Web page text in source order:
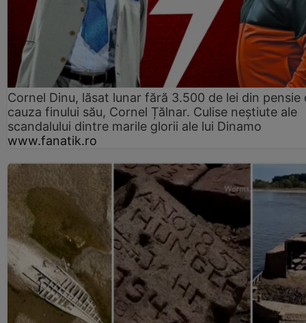
Cornel Dinu, lăsat lunar fără 3.500 de lei din pensie
cauza finului său, Cornel Țălnar. Culise neștiute ale
scandalului dintre marile glorii ale lui Dinamo
www.fanatik.ro